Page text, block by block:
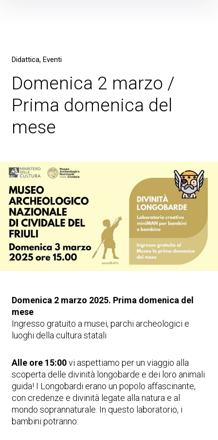
Didattica Eventi
Domenica 2 marzo /
Prima domenica del
mese
Domenica 2 marzo 2025. Prima domenica del
mese
Ingresso gratuito a musei, parchi archeologici e
luoghi della cultura statali
Alle ore 15:00vi aspettiamo per un viaggio alla
scoperta delle divinità longobarde e dei loro animali
guida! I Longobardi erano un popolo affascinante,
con credenze e divinità legate alla natura e al
mondo soprannaturale. In questo laboratorio, i
bambini potranno: